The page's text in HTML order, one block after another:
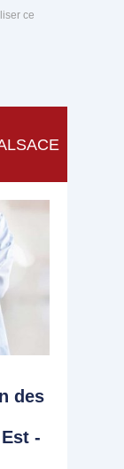
ce
des
-